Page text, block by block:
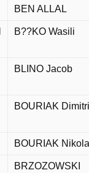
BEN ALLAL
B??KO Wasili
BLINO Jacob
BOURIAK
BOURIAK
BRZOZOWSKI